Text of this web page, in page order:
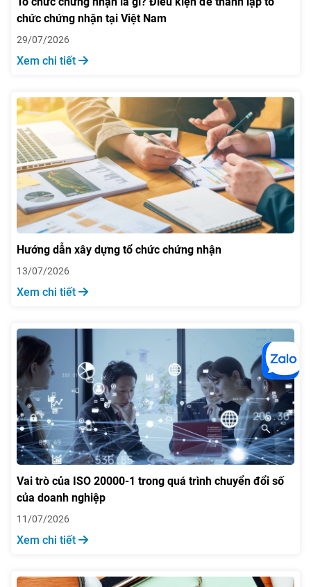
chức chứng nhận tại Việt Nam
29/07/2026
Xem chi tiết
Hướng dẫn xây dựng tổ chức chứng nhận
13/07/2026
Xem chi tiết
Vai trò của ISO 20000-1 trong quá trình chuyển đổi số
của doanh nghiệp
11/07/2026
Xem chi tiết